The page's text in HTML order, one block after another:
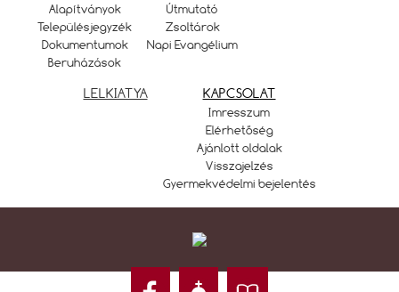
Alapítványok
Településjegyzék
Dokumentumok
Beruházások
Útmutató
Zsoltárok
Napi Evangélium
LELKIATYA KAPCSOLAT
Imresszum
Elérhetőség
Ajánlott oldalak
Visszajelzés
Gyermekvédelmi bejelentés